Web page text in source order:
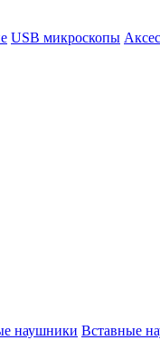
USB микроскопы
наушники Вставные